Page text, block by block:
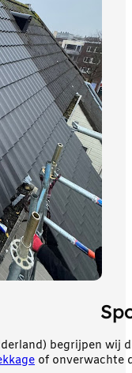
begrijpen wij
of onverwachte